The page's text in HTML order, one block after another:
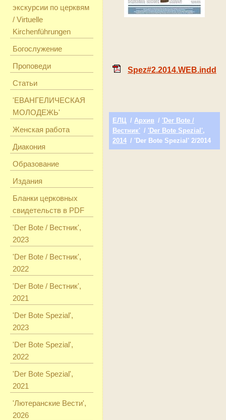
экскурсии по церквям
/ Virtuelle
Kirchenführungen
Богослужение
Проповеди
Статьи
'ЕВАНГЕЛИЧЕСКАЯ
МОЛОДЕЖЬ'
Женская работа
Диакония
Образование
Издания
Бланки церковных
свидетельств в PDF
'Der Bote / Вестник',
2023
'Der Bote / Вестник',
2022
'Der Bote / Вестник',
2021
'Der Bote Spezial',
2023
'Der Bote Spezial',
2022
'Der Bote Spezial',
2021
'Лютеранские Вести',
2026
Spez#2.2014.WEB.indd
ЕЛЦ / Архив / 'Der Bote /
Вестник' / 'Der Bote Spezial',
2014 / 'Der Bote Spezial' 2/2014